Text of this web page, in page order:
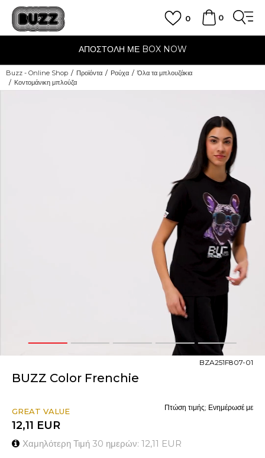
0
0
ΑΠΟΣΤΟΛΗ ΜΕ BOX NOW
Buzz - Online Shop Προϊόντα Ρούχα
Όλα τα μπλουζάκια
Κοντομάνικη μπλούζα
1 2 3 4 5
BUZZ Color Frenchie
BZA251F807-01
GREAT VALUE
12,11 EUR
Χαμηλότερη Τιμή 30 ημερών: 12,11 EUR
Πτώση τιμής; Ενημέρωσέ με